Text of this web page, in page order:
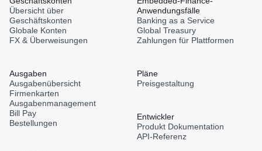
Übersicht über
Geschäftskonten
Globale Konten
FX & Überweisungen
Ausgaben
Ausgabenübersicht
Firmenkarten
Ausgabenmanagement
Bill Pay
Bestellungen
Anwendungsfälle
Banking as a Service
Global Treasury
Zahlungen für Plattformen
Pläne
Preisgestaltung
Entwickler
Produkt Dokumentation
API-Referenz